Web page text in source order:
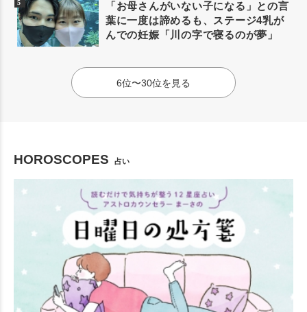
「お母さんがいない子になる」との言
葉に一度は諦めるも、ステージ4乳が
んでの妊娠「川の字で寝るのが夢」
6位〜30位を見る
HOROSCOPES 占い